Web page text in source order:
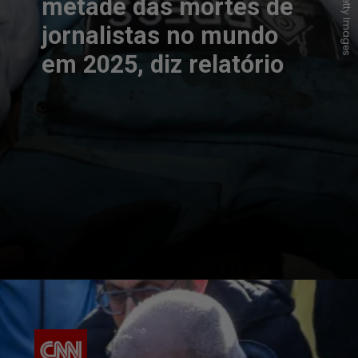
metade das mortes de
jornalistas no mundo
em 2025, diz relatório